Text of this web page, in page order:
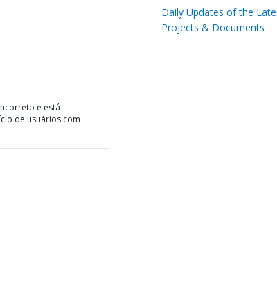
e está
de usuários com
Daily Updates of the
Projects & Documents